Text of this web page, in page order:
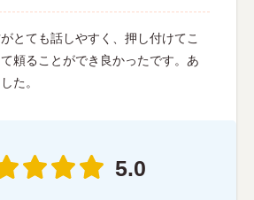
とても話しやすく、押し付けてこ
頼ることができ良かったです。あ
た。
5.0